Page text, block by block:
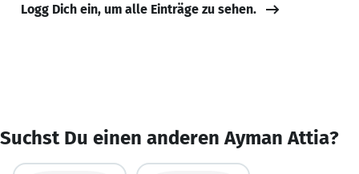
Logg Dich ein, um alle Einträge zu sehen.
Suchst Du einen anderen Ayman Attia?